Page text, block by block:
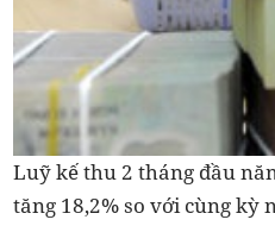
Luỹ kế thu 2 tháng đầu
tăng 18,2% so với cùng kỳ